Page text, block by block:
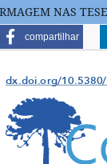
NAS
compartilhar